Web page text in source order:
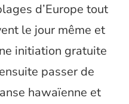
d’Europe tout
le jour même et
initiation gratuite
passer de
hawaïenne et